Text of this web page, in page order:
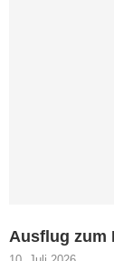
Ausflug zum